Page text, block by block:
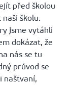
před školou
školu.
jsme vytáhli
dokázat, že
nás se tu
průvod se
naštvaní,